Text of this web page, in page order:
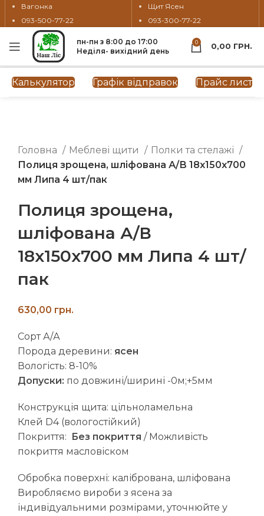
Вагонка
093-500-77-22
Щит Ясен
093-300-77-22
пн-пн з 8:00 до 17:00
Неділя- вихідний день
0 0,00 ГРН.
Калькулятор Графік відправок Прайс лист
Головна
Меблеві щити
Полки та стелажі
Полиця зрощена, шліфована А/В 18х150х700
мм Липа 4 шт/пак
Полиця зрощена,
шліфована А/В
18х150х700 мм Липа 4 шт/
пак
грн.
Сорт А/А
Порода деревини: ясен
Вологість: 8-10%
Допуски: по довжині/ширині -0м;+5мм
Конструкція щита: цільноламельна
Клей D4 (вологостійкий)
Покриття:
Без покриття / Можливість
покриття масловіском
Обробка поверхні: калібрована, шліфована
Виробляємо вироби з ясена за
індивідуальними розмірами, уточнюйте у